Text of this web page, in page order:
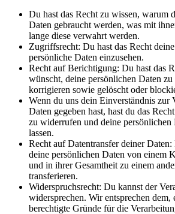
Du hast das Recht zu wissen, warum
Daten gebraucht werden, was mit
lange diese verwahrt werden.
Zugriffsrecht: Du hast das Recht
persönliche Daten einzusehen.
Recht auf Berichtigung: Du hast das
wünscht, deine persönlichen Daten zu
korrigieren sowie gelöscht oder
Wenn du uns dein Einverständnis zur
Daten gegeben hast, hast du das
zu widerrufen und deine persönlichen
lassen.
Recht auf Datentransfer deiner
deine persönlichen Daten von einem
und in ihrer Gesamtheit zu einem
transferieren.
Widerspruchsrecht: Du kannst der
widersprechen. Wir entsprechen dem,
berechtigte Gründe für die